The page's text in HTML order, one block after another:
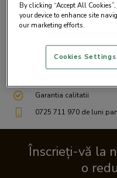
Livrare gratuita incepand
Garantia calitatii
0725 711 970 de luni
Înscrieți-vă la
o
By clicking “Accept All
your device to enhance site
our marketing efforts.
Cookies Settings